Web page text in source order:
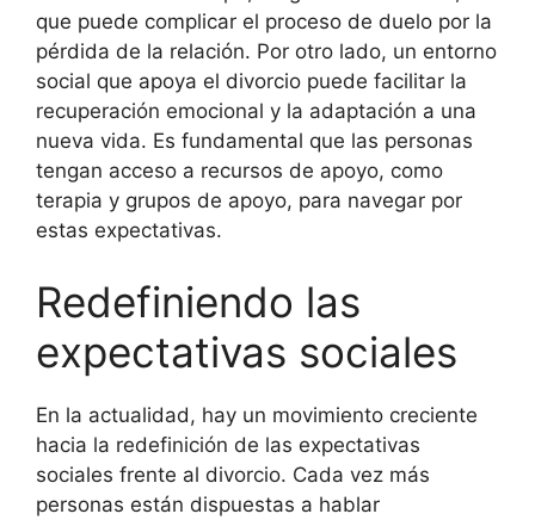
que puede complicar el proceso de duelo por la
pérdida de la relación. Por otro lado, un entorno
social que apoya el divorcio puede facilitar la
recuperación emocional y la adaptación a una
nueva vida. Es fundamental que las personas
tengan acceso a recursos de apoyo, como
terapia y grupos de apoyo, para navegar por
estas expectativas.
Redefiniendo las
expectativas sociales
En la actualidad, hay un movimiento creciente
hacia la redefinición de las expectativas
sociales frente al divorcio. Cada vez más
personas están dispuestas a hablar